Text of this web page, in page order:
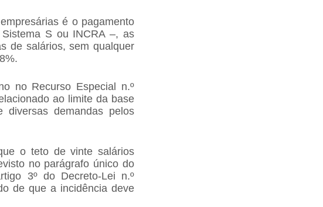
é o pagamento
S ou INCRA –, as
de salários, sem qualquer
no Recurso Especial n.º
ao limite da base
diversas demandas pelos
o teto de vinte salários
no parágrafo único do
3º do Decreto-Lei n.º
de que a incidência deve